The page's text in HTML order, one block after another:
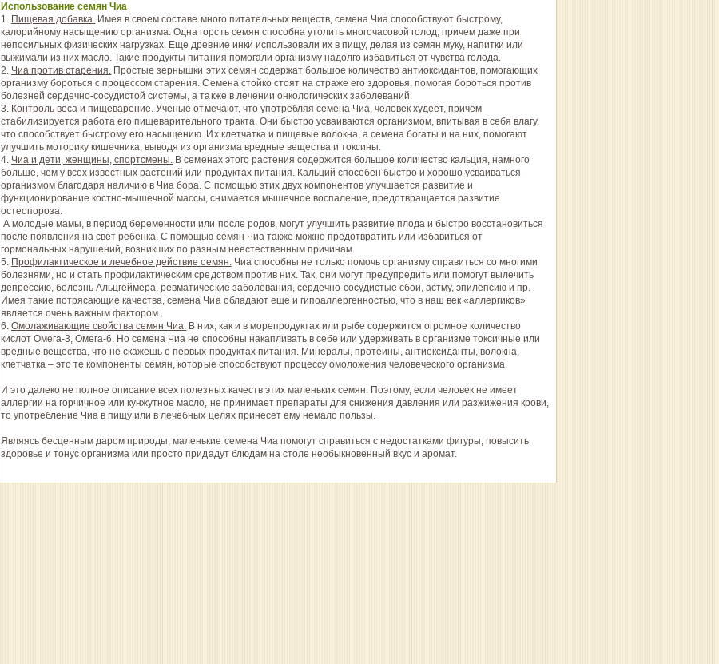
Использование семян Чиа
1. Пищевая добавка. Имея в своем составе много питательных веществ, семена Чиа способствуют быстрому,
калорийному насыщению организма. Одна горсть семян способна утолить многочасовой голод, причем даже при
непосильных физических нагрузках. Еще древние инки использовали их в пищу, делая из семян муку, напитки или
выжимали из них масло. Такие продукты питания помогали организму надолго избавиться от чувства голода.
2. Чиа против старения. Простые зернышки этих семян содержат большое количество антиоксидантов, помогающих
организму бороться с процессом старения. Семена стойко стоят на страже его здоровья, помогая бороться против
болезней сердечно-сосудистой системы, а также в лечении онкологических заболеваний.
3. Контроль веса и пищеварение. Ученые отмечают, что употребляя семена Чиа, человек худеет, причем
стабилизируется работа его пищеварительного тракта. Они быстро усваиваются организмом, впитывая в себя влагу,
что способствует быстрому его насыщению. Их клетчатка и пищевые волокна, а семена богаты и на них, помогают
улучшить моторику кишечника, выводя из организма вредные вещества и токсины.
4. Чиа и дети, женщины, спортсмены. В семенах этого растения содержится большое количество кальция, намного
больше, чем у всех известных растений или продуктах питания. Кальций способен быстро и хорошо усваиваться
организмом благодаря наличию в Чиа бора. С помощью этих двух компонентов улучшается развитие и
функционирование костно-мышечной массы, снимается мышечное воспаление, предотвращается развитие
остеопороза.
А молодые мамы, в период беременности или после родов, могут улучшить развитие плода и быстро восстановиться
после появления на свет ребенка. С помощью семян Чиа также можно предотвратить или избавиться от
гормональных нарушений, возникших по разным неестественным причинам.
5. Профилактическое и лечебное действие семян.Чиа способны не только помочь организму справиться со многими
болезнями, но и стать профилактическим средством против них. Так, они могут предупредить или помогут вылечить
депрессию, болезнь Альцгеймера, ревматические заболевания, сердечно-сосудистые сбои, астму, эпилепсию и пр.
Имея такие потрясающие качества, семена Чиа обладают еще и гипоаллергенностью, что в наш век «аллергиков»
является очень важным фактором.
6.Омолаживающие свойства семян Чиа. В них, как и в морепродуктах или рыбе содержится огромное количество
кислот Омега-3, Омега-6. Но семена Чиа не способны накапливать в себе или удерживать в организме токсичные или
вредные вещества, что не скажешь о первых продуктах питания. Минералы, протеины, антиоксиданты, волокна,
клетчатка – это те компоненты семян, которые способствуют процессу омоложения человеческого организма.
И это далеко не полное описание всех полезных качеств этих маленьких семян. Поэтому, если человек не имеет
аллергии на горчичное или кунжутное масло, не принимает препараты для снижения давления или разжижения крови,
то употребление Чиа в пищу или в лечебных целях принесет ему немало пользы.
Являясь бесценным даром природы, маленькие семена Чиа помогут справиться с недостатками фигуры, повысить
здоровье и тонус организма или просто придадут блюдам на столе необыкновенный вкус и аромат.